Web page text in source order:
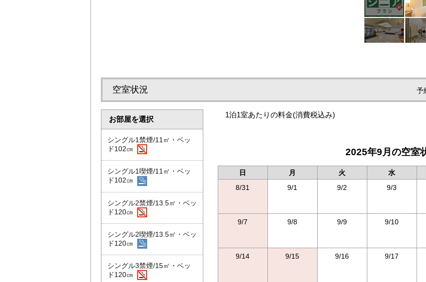
空室状況 予
お部屋を選択
シングル1禁煙/11㎡・ベッ
ド102㎝
シングル1喫煙/11㎡・ベッ
ド102㎝
シングル2禁煙/13.5㎡・ベッ
ド120㎝
シングル2喫煙/13.5㎡・ベッ
ド120㎝
シングル3禁煙/15㎡・ベッ
ド120㎝
1泊1室あたりの料金(消費税込み)
2025年9月の空室
日 月 火 水
8/31
9/1 9/2 9/3
9/7 9/8 9/9 9/10
9/14 9/15 9/16 9/17